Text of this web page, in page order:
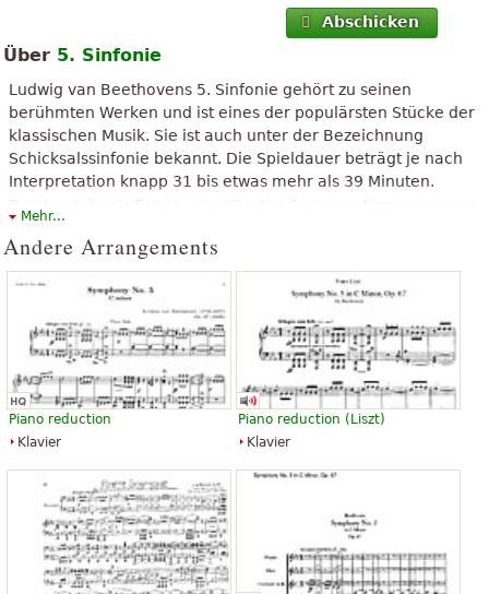
Abschicken
Über 5. Sinfonie
Ludwig van Beethovens 5. Sinfonie gehört zu seinen
berühmten Werken und ist eines der populärsten Stücke der
klassischen Musik. Sie ist auch unter der Bezeichnung
Schicksalssinfonie bekannt. Die Spieldauer beträgt je nach
Interpretation knapp 31 bis etwas mehr als 39 Minuten.
Der obenstehende Text ist unter "Creative Commons, Namensnennung-
Material aus dem Wikipedia-Artikel "
Mehr...
Andere Arrangements
Piano reduction
Klavier
Piano reduction (Liszt)
Klavier